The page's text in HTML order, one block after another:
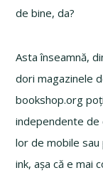
de bine, da?
Asta înseamnă,
dori magazinele
bookshop.org
independente de
lor de mobile
ink, așa că e mai